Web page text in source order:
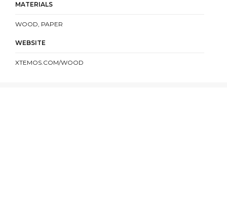
MATERIALS
WOOD, PAPER
WEBSITE
XTEMOS.COM/WOOD